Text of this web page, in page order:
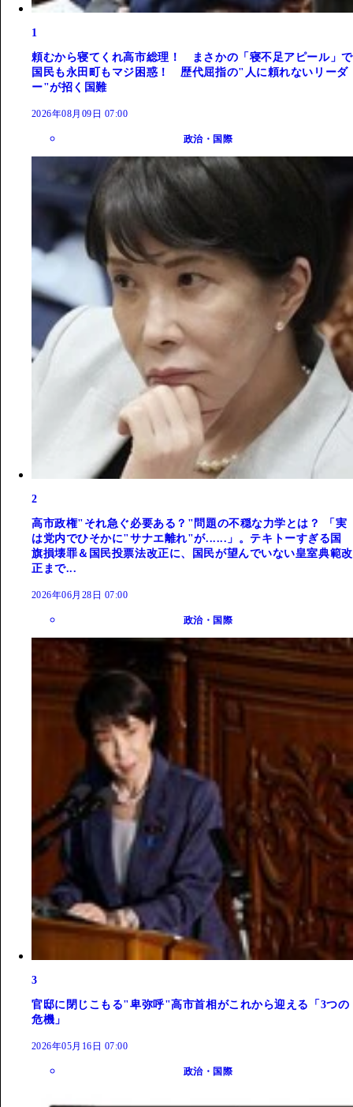
1
頼むから寝てくれ高市総理！ まさかの「寝不足アピール」で
国民も永田町もマジ困惑！ 歴代屈指の"人に頼れないリーダ
ー"が招く国難
2026年08月09日 07:00
政治・国際
2
高市政権"それ急ぐ必要ある？"問題の不穏な力学とは？ 「実
は党内でひそかに"サナエ離れ"が......」。テキトーすぎる国
旗損壊罪＆国民投票法改正に、国民が望んでいない皇室典範改
正まで...
2026年06月28日 07:00
政治・国際
3
官邸に閉じこもる"卑弥呼"高市首相がこれから迎える「3つの
危機」
2026年05月16日 07:00
政治・国際